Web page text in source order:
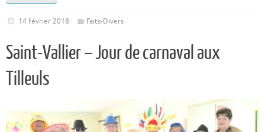
14 février 2018 Faits-Divers
Saint-Vallier – Jour de carnaval aux
Tilleuls